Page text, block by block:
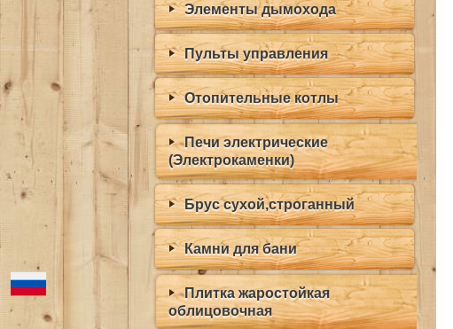
Элементы дымохода
Пульты управления
Отопительные котлы
Печи электрические
(Электрокаменки)
Брус сухой,строганный
Камни для бани
Плитка жаростойкая
облицовочная